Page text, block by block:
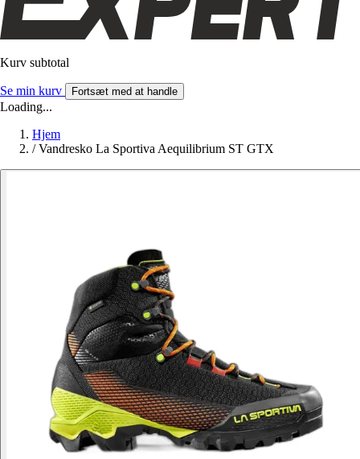
Kurv subtotal
Se min kurv Fortsæt med at handle
Loading...
Hjem
/ Vandresko La Sportiva Aequilibrium ST GTX